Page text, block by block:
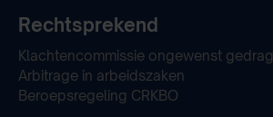
Rechtsprekend
Klachtencommissie ongewenst gedrag
Arbitrage in arbeidszaken
Beroepsregeling CRKBO